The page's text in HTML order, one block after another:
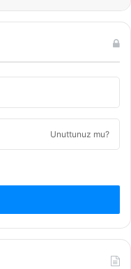
Unuttunuz mu?